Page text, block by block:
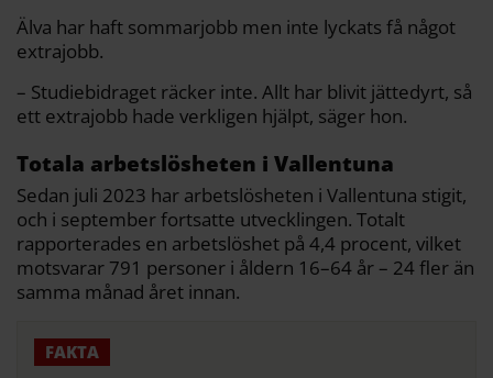
Älva har haft sommarjobb men inte lyckats få något
extrajobb.
– Studiebidraget räcker inte. Allt har blivit jättedyrt, så
ett extrajobb hade verkligen hjälpt, säger hon.
Totala arbetslösheten i Vallentuna
Sedan juli 2023 har arbetslösheten i Vallentuna stigit,
och i september fortsatte utvecklingen. Totalt
rapporterades en arbetslöshet på 4,4 procent, vilket
motsvarar 791 personer i åldern 16–64 år – 24 fler än
samma månad året innan.